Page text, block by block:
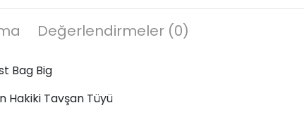
Değerlendirmeler (0)
Bag Big
Hakiki Tavşan Tüyü